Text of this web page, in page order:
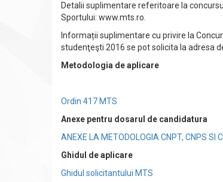
Detalii suplimentare referitoare la
Sportului: www.mts.ro.
Informații suplimentare cu privire la
studenţeşti 2016 se pot solicita la adresa
Metodologia de aplicare
Ordin 417 MTS
Anexe pentru dosarul de candidatura
ANEXE LA METODOLOGIA CNPT, CNPS SI
Ghidul de aplicare
Ghidul solicitantului MTS